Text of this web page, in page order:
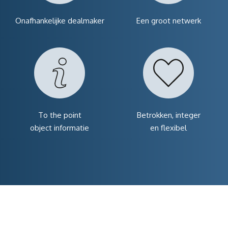
Onafhankelijke dealmaker Een groot netwerk
To the point
object informatie
Betrokken, integer
en flexibel